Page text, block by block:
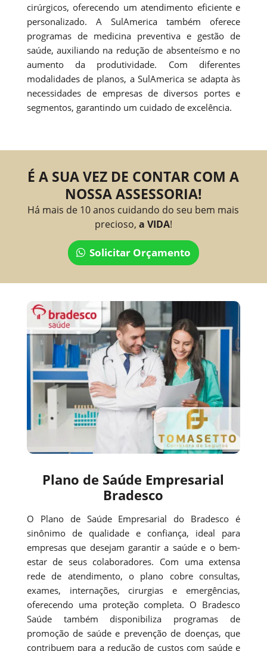
cirúrgicos, oferecendo um atendimento eficiente e
personalizado. A SulAmerica também oferece
programas de medicina preventiva e gestão de
saúde, auxiliando na redução de absenteísmo e no
aumento da produtividade. Com diferentes
modalidades de planos, a SulAmerica se adapta às
necessidades de empresas de diversos portes e
segmentos, garantindo um cuidado de excelência.
É A SUA VEZ DE CONTAR COM A
NOSSA ASSESSORIA!
Há mais de 10 anos cuidando do seu bem mais
precioso, a VIDA!
Solicitar Orçamento
Plano de Saúde Empresarial
Bradesco
O Plano de Saúde Empresarial do Bradesco é
sinônimo de qualidade e confiança, ideal para
empresas que desejam garantir a saúde e o bem-
estar de seus colaboradores. Com uma extensa
rede de atendimento, o plano cobre consultas,
exames, internações, cirurgias e emergências,
oferecendo uma proteção completa. O Bradesco
Saúde também disponibiliza programas de
promoção de saúde e prevenção de doenças, que
contribuem para a redução de custos com saúde e